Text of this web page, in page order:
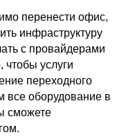
перенести офис,
инфраструктуру
с провайдерами
чтобы услуги
переходного
все оборудование в
сможете